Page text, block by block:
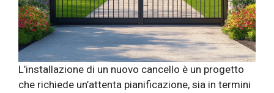
L’installazione di un nuovo cancello è un progetto
che richiede un’attenta pianificazione, sia in termini